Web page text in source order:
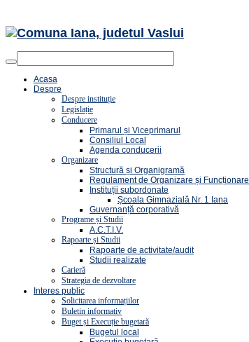
Acasa
Despre
Despre instituție
Legislație
Conducere
Primarul și Viceprimarul
Consiliul Local
Agenda conducerii
Organizare
Structură și Organigramă
Regulament de Organizare și Funcționare
Instituții subordonate
Școala Gimnazială Nr. 1 Iana
Guvernanță corporativă
Programe și Studii
A.C.T.I.V.
Rapoarte și Studii
Rapoarte de activitate/audit
Studii realizate
Carieră
Strategia de dezvoltare
Interes public
Solicitarea informațiilor
Buletin informativ
Buget și Execuție bugetară
Bugetul local